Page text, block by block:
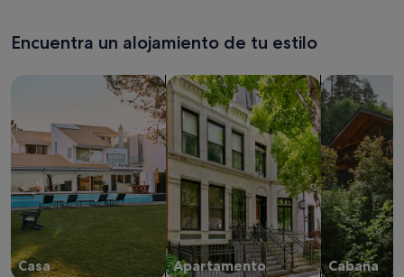
Encuentra un alojamiento de tu estilo
Casa Apartamento
Busca apartamentos
Cabaña
Buscar